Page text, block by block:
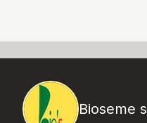
Bioseme